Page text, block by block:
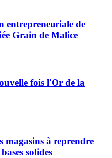
entrepreneuriale de
Grain de Malice
fois l'Or de la
magasins à reprendre
solides